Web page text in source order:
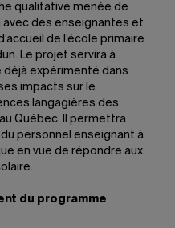
qualitative menée de
des enseignantes et
de l’école primaire
Le projet servira à
expérimenté dans
impacts sur le
langagières des
Québec. Il permettra
du personnel enseignant à
en vue de répondre aux
du programme